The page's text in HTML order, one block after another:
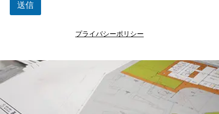
送信
プライバシーポリシー